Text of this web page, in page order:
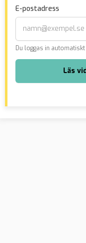
E-postadress
Du loggas in
Läs